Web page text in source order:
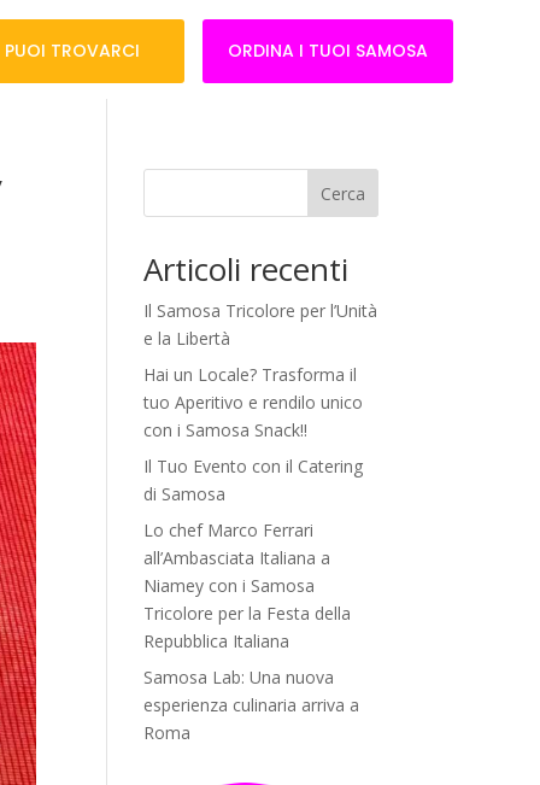
PUOI TROVARCI ORDINA I TUOI SAMOSA
Cerca
Articoli recenti
Il Samosa Tricolore per l’Unità
e la Libertà
Hai un Locale? Trasforma il
tuo Aperitivo e rendilo unico
con i Samosa Snack!!
Il Tuo Evento con il Catering
di Samosa
Lo chef Marco Ferrari
all’Ambasciata Italiana a
Niamey con i Samosa
Tricolore per la Festa della
Repubblica Italiana
Samosa Lab: Una nuova
esperienza culinaria arriva a
Roma